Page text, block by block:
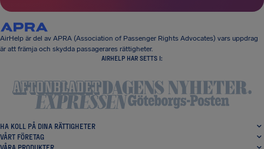
AirHelp är del av APRA (Association of Passenger Rights Advocates) vars uppdrag
är att främja och skydda passagerares rättigheter.
AIRHELP HAR SETTS I:
HA KOLL PÅ DINA RÄTTIGHETER
VÅRT FÖRETAG
VÅRA PRODUKTER